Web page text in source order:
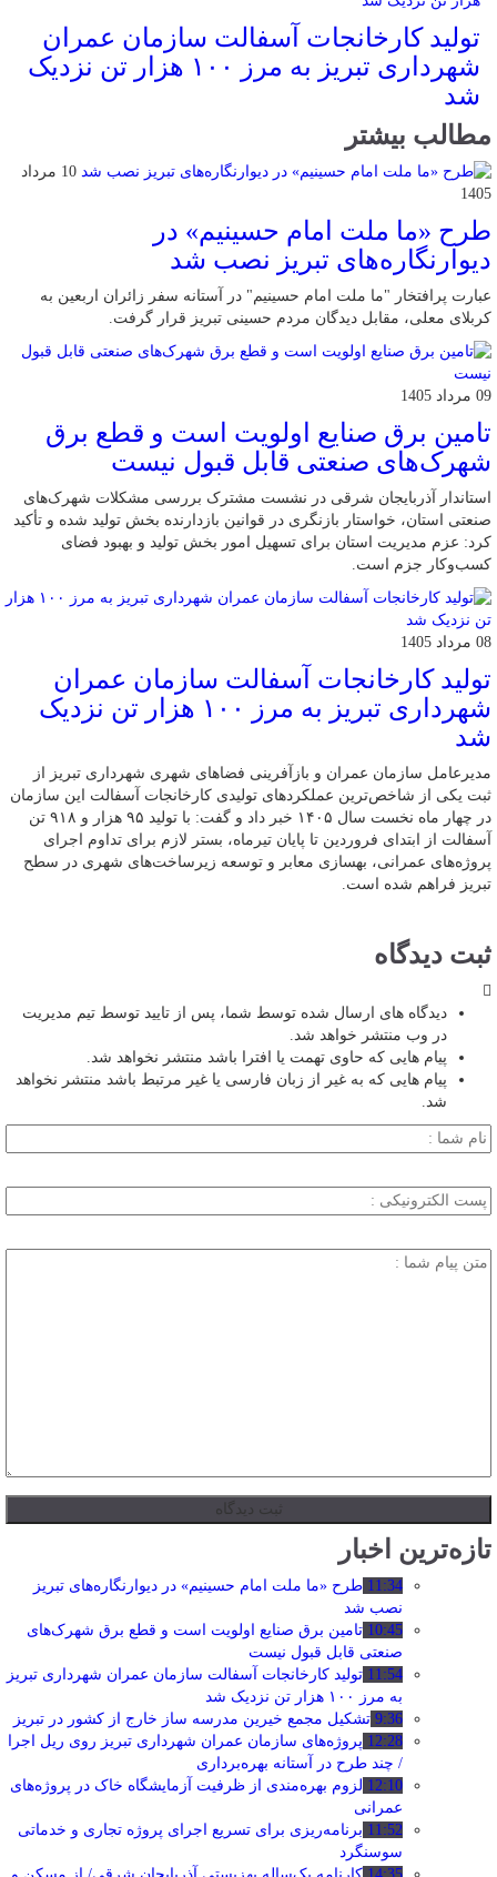
تولید کارخانجات آسفالت سازمان عمران
شهرداری تبریز به مرز ۱۰۰ هزار تن نزدیک
شد
مطالب بیشتر
10 مرداد
1405
طرح «ما ملت امام حسینیم» در
دیوارنگاره‌های تبریز نصب شد
عبارت پرافتخار "ما ملت امام حسینیم" در آستانه سفر زائران اربعین به
کربلای معلی، مقابل دیدگان مردم حسینی تبریز قرار گرفت.
09 مرداد 1405
تامین برق صنایع اولویت است و قطع برق
شهرک‌های صنعتی قابل قبول نیست
استاندار آذربایجان شرقی در نشست مشترک بررسی مشکلات شهرک‌های
صنعتی استان، خواستار بازنگری در قوانین بازدارنده بخش تولید شده و تأکید
کرد: عزم مدیریت استان برای تسهیل امور بخش تولید و بهبود فضای
کسب‌وکار جزم است.
08 مرداد 1405
تولید کارخانجات آسفالت سازمان عمران
شهرداری تبریز به مرز ۱۰۰ هزار تن نزدیک
شد
مدیرعامل سازمان عمران و بازآفرینی فضاهای شهری شهرداری تبریز از
ثبت یکی از شاخص‌ترین عملکردهای تولیدی کارخانجات آسفالت این سازمان
در چهار ماه نخست سال ۱۴۰۵ خبر داد و گفت: با تولید ۹۵ هزار و ۹۱۸ تن
آسفالت از ابتدای فروردین تا پایان تیرماه، بستر لازم برای تداوم اجرای
پروژه‌های عمرانی، بهسازی معابر و توسعه زیرساخت‌های شهری در سطح
تبریز فراهم شده است.
ثبت دیدگاه
دیدگاه های ارسال شده توسط شما، پس از تایید توسط تیم مدیریت
در وب منتشر خواهد شد.
پیام هایی که حاوی تهمت یا افترا باشد منتشر نخواهد شد.
پیام هایی که به غیر از زبان فارسی یا غیر مرتبط باشد منتشر نخواهد
شد.
تازه‌ترین اخبار
11:34 طرح «ما ملت امام حسینیم» در دیوارنگاره‌های تبریز
نصب شد
10:45 تامین برق صنایع اولویت است و قطع برق شهرک‌های
صنعتی قابل قبول نیست
11:54 تولید کارخانجات آسفالت سازمان عمران شهرداری تبریز
به مرز ۱۰۰ هزار تن نزدیک شد
9:36 تشکیل مجمع خیرین مدرسه ‌ساز خارج از کشور در تبریز
12:28 پروژه‌های سازمان عمران شهرداری تبریز روی ریل اجرا
/ چند طرح در آستانه بهره‌برداری
12:10 لزوم بهره‌مندی از ظرفیت آزمایشگاه خاک در پروژه‌های
عمرانی
11:52 برنامه‌ریزی برای تسریع اجرای پروژه تجاری و خدماتی
سوسنگرد